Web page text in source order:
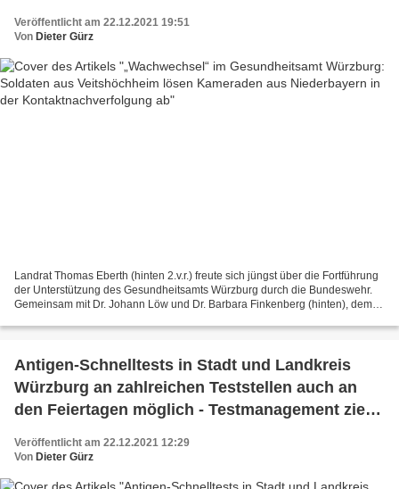
Veröffentlicht am 22.12.2021 19:51
Von Dieter Gürz
Landrat Thomas Eberth (hinten 2.v.r.) freute sich jüngst über die Fortführung
der Unterstützung des Gesundheitsamts Würzburg durch die Bundeswehr.
Gemeinsam mit Dr. Johann Löw und Dr. Barbara Finkenberg (hinten), dem
Antigen-Schnelltests in Stadt und Landkreis
Würzburg an zahlreichen Teststellen auch an
den Feiertagen möglich - Testmanagement zieht
Veröffentlicht am 22.12.2021 12:29
Von Dieter Gürz